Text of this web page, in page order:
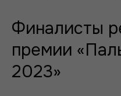
Финалисты
премии
2023»